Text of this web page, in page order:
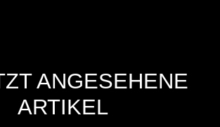
ANGESEHENE
ARTIKEL